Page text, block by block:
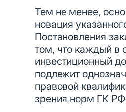
Тем не менее,
новация
Постановления
том, что каждый в
инвестиционный
подлежит
правовой
зрения норм ГК